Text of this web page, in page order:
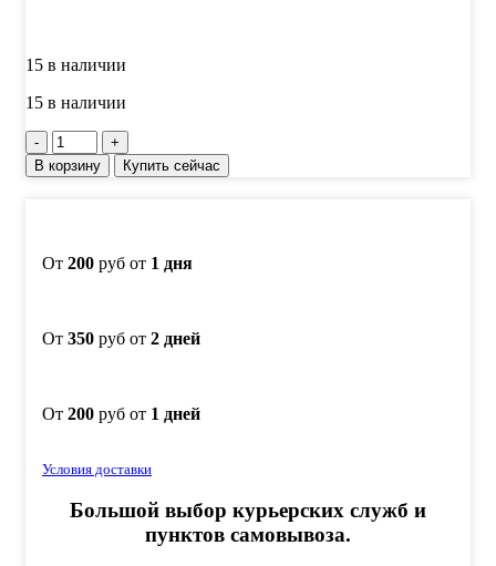
15 в наличии
15 в наличии
Количество
товара
Шкатулка
10
В корзину Купить сейчас
От 200 руб от 1 дня
От 350 руб от 2 дней
От 200 руб от 1 дней
Условия доставки
Большой выбор курьерских служб и
пунктов самовывоза.